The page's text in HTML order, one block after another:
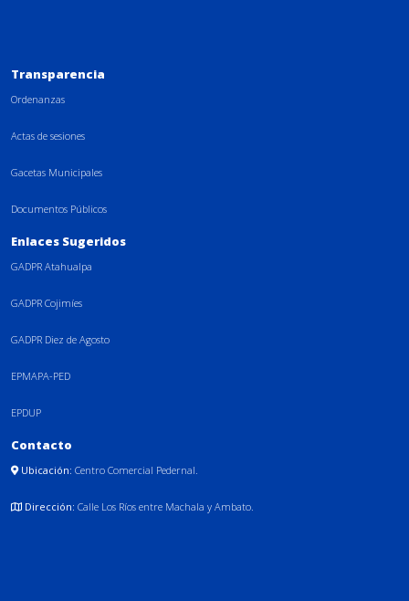
Transparencia
Ordenanzas
Actas de sesiones
Gacetas Municipales
Documentos Públicos
Enlaces Sugeridos
GADPR Atahualpa
GADPR Cojimíes
GADPR Diez de Agosto
EPMAPA-PED
EPDUP
Contacto
Ubicación: Centro Comercial Pedernal.
Dirección: Calle Los Ríos entre Machala y Ambato.